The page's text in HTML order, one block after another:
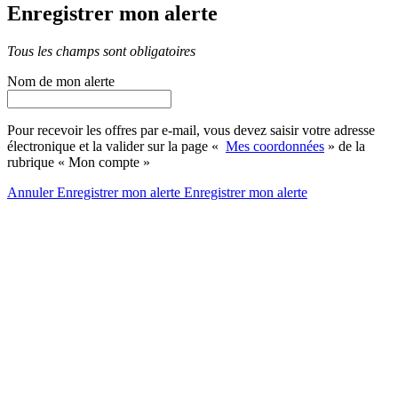
Enregistrer mon alerte
Tous les champs sont obligatoires
Nom de mon alerte
Pour recevoir les offres par e-mail, vous devez saisir votre adresse
électronique et la valider sur la page « Mes coordonnées » de la
rubrique « Mon compte »
AnnulerEnregistrer mon alerte Enregistrermon alerte